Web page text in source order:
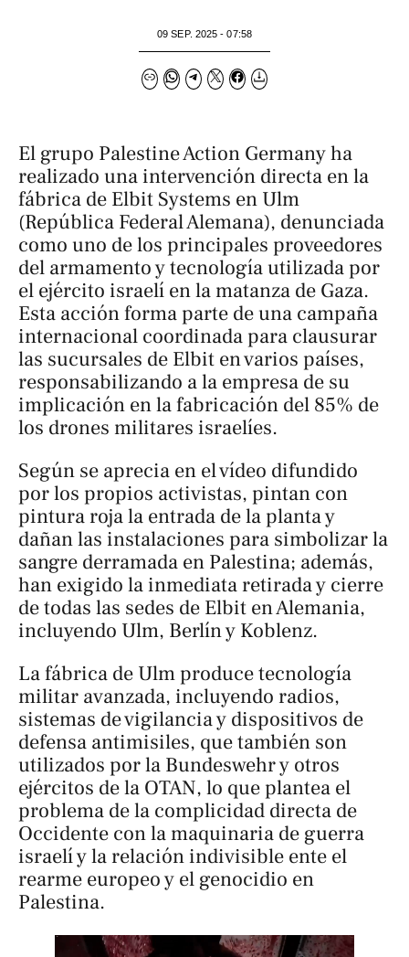
09 SEP. 2025 - 07:58
El grupo Palestine Action Germany ha
realizado una intervención directa en la
fábrica de Elbit Systems en Ulm
(República Federal Alemana), denunciada
como uno de los principales proveedores
del armamento y tecnología utilizada por
el ejército israelí en la matanza de Gaza.
Esta acción forma parte de una campaña
internacional coordinada para clausurar
las sucursales de Elbit en varios países,
responsabilizando a la empresa de su
implicación en la fabricación del 85% de
los drones militares israelíes.
Según se aprecia en el vídeo difundido
por los propios activistas, pintan con
pintura roja la entrada de la planta y
dañan las instalaciones para simbolizar la
sangre derramada en Palestina; además,
han exigido la inmediata retirada y cierre
de todas las sedes de Elbit en Alemania,
incluyendo Ulm, Berlín y Koblenz.
La fábrica de Ulm produce tecnología
militar avanzada, incluyendo radios,
sistemas de vigilancia y dispositivos de
defensa antimisiles, que también son
utilizados por la Bundeswehr y otros
ejércitos de la OTAN, lo que plantea el
problema de la complicidad directa de
Occidente con la maquinaria de guerra
israelí y la relación indivisible ente el
rearme europeo y el genocidio en
Palestina.